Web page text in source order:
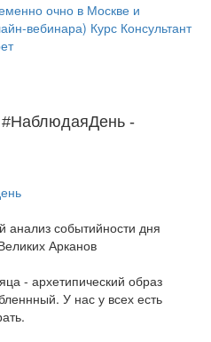
очно в Москве и
вебинара) Курс Консультант
#НаблюдаяДень -
анализ событийности дня
Арканов
- архетипический образ
У нас у всех есть